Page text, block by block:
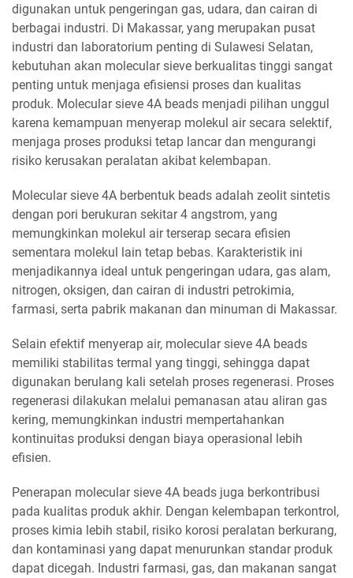
digunakan untuk pengeringan gas, udara, dan cairan di
berbagai industri. Di Makassar, yang merupakan pusat
industri dan laboratorium penting di Sulawesi Selatan,
kebutuhan akan molecular sieve berkualitas tinggi sangat
penting untuk menjaga efisiensi proses dan kualitas
produk. Molecular sieve 4A beads menjadi pilihan unggul
karena kemampuan menyerap molekul air secara selektif,
menjaga proses produksi tetap lancar dan mengurangi
risiko kerusakan peralatan akibat kelembapan.
Molecular sieve 4A berbentuk beads adalah zeolit sintetis
dengan pori berukuran sekitar 4 angstrom, yang
memungkinkan molekul air terserap secara efisien
sementara molekul lain tetap bebas. Karakteristik ini
menjadikannya ideal untuk pengeringan udara, gas alam,
nitrogen, oksigen, dan cairan di industri petrokimia,
farmasi, serta pabrik makanan dan minuman di Makassar.
Selain efektif menyerap air, molecular sieve 4A beads
memiliki stabilitas termal yang tinggi, sehingga dapat
digunakan berulang kali setelah proses regenerasi. Proses
regenerasi dilakukan melalui pemanasan atau aliran gas
kering, memungkinkan industri mempertahankan
kontinuitas produksi dengan biaya operasional lebih
efisien.
Penerapan molecular sieve 4A beads juga berkontribusi
pada kualitas produk akhir. Dengan kelembapan terkontrol,
proses kimia lebih stabil, risiko korosi peralatan berkurang,
dan kontaminasi yang dapat menurunkan standar produk
dapat dicegah. Industri farmasi, gas, dan makanan sangat